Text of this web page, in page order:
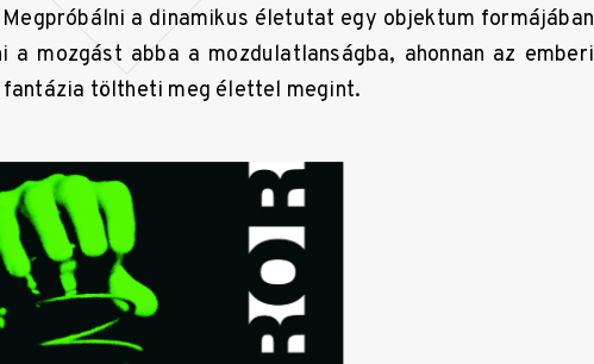
a dinamikus életutat egy objektum formájában
a mozgást abba a mozdulatlanságba, ahonnan az emberi
töltheti meg élettel megint.